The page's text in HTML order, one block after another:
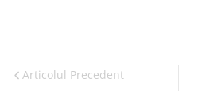
Articolul Precedent